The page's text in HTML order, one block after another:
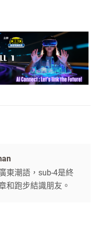
東潮語，sub-4是終
和跑步結識朋友。